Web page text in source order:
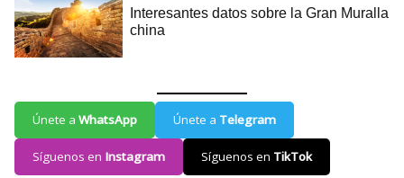
Únete a WhatsApp Únete a Telegram
Síguenos en Instagram Síguenos en TikTok